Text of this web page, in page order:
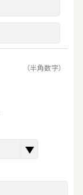
（半角数字）